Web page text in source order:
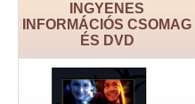
INGYENES
INFORMÁCIÓS CSOMAG
ÉS DVD